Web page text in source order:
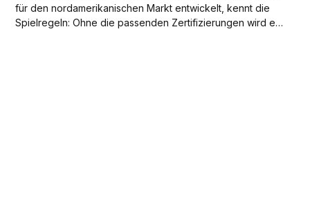
für den nordamerikanischen Markt entwickelt, kennt die
Spielregeln: Ohne die passenden Zertifizierungen wird es